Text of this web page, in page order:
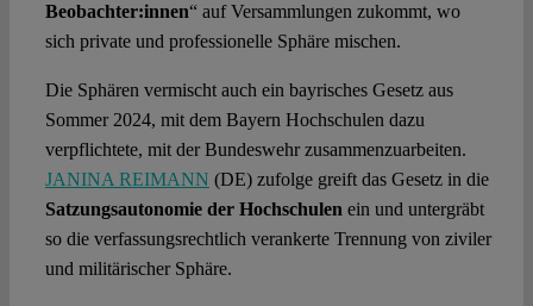
Beobachter:innen“ auf Versammlungen zukommt, wo
sich private und professionelle Sphäre mischen.
Die Sphären vermischt auch ein bayrisches Gesetz aus
Sommer 2024, mit dem Bayern Hochschulen dazu
verpflichtete, mit der Bundeswehr zusammenzuarbeiten.
JANINA REIMANN (DE) zufolge greift das Gesetz in die
Satzungsautonomie der Hochschulen ein und untergräbt
so die verfassungsrechtlich verankerte Trennung von ziviler
und militärischer Sphäre.